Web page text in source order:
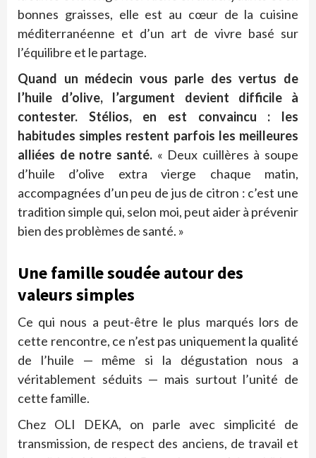
bonnes graisses, elle est au cœur de la cuisine
méditerranéenne et d’un art de vivre basé sur
l’équilibre et le partage.
Quand un médecin vous parle des vertus de
l’huile d’olive, l’argument devient difficile à
contester. Stélios, en est convaincu : les
habitudes simples restent parfois les meilleures
alliées de notre santé. « Deux cuillères à soupe
d’huile d’olive extra vierge chaque matin,
accompagnées d’un peu de jus de citron : c’est une
tradition simple qui, selon moi, peut aider à prévenir
bien des problèmes de santé. »
Une famille soudée autour des
valeurs simples
Ce qui nous a peut-être le plus marqués lors de
cette rencontre, ce n’est pas uniquement la qualité
de l’huile — même si la dégustation nous a
véritablement séduits — mais surtout l’unité de
cette famille.
Chez OLI DEKA, on parle avec simplicité de
transmission, de respect des anciens, de travail et